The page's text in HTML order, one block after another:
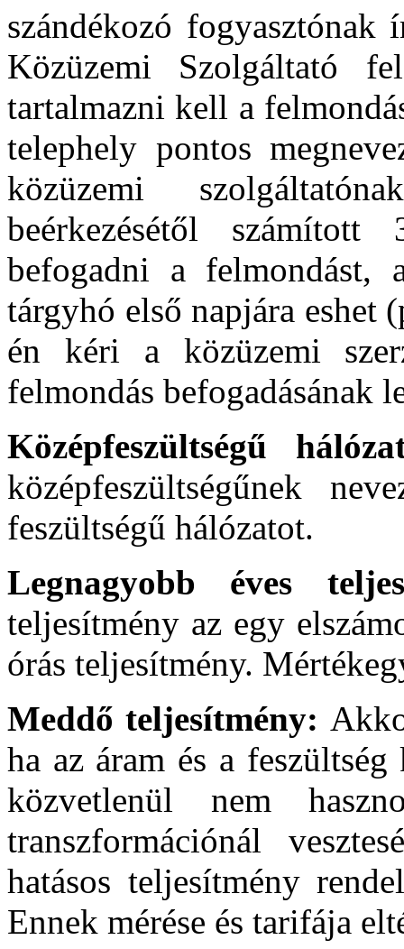
szándékozó
Közüzemi Szolgáltató
tartalmazni kell a
telephely pontos
közüzemi
beérkezésétől
befogadni a felmondást,
tárgyhó első napjára eshet
én kéri a közüzemi
felmondás befogadásának
Középfeszültségű
középfeszültségűnek
feszültségű hálózatot.
Legnagyobb éves
teljesítmény az egy
órás teljesítmény.
Meddő teljesítmény:
ha az áram és a
közvetlenül nem
transzformációnál
hatásos teljesítmény
Ennek mérése és tarifája